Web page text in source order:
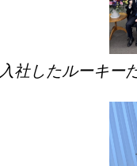
社したルーキー